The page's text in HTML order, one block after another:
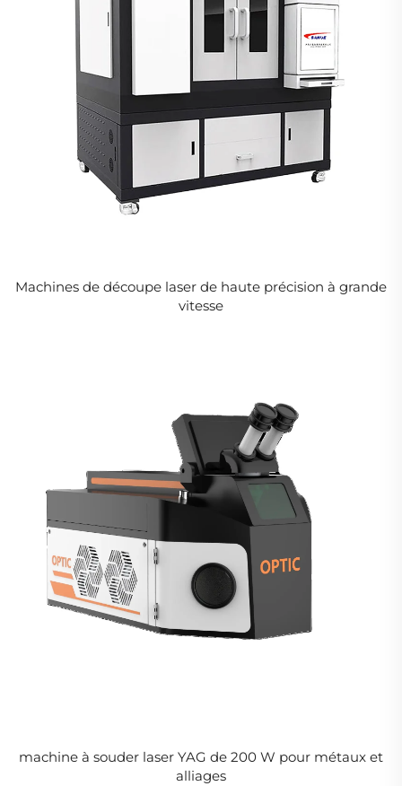
Machines de découpe laser de haute précision à grande
vitesse
machine à souder laser YAG de 200 W pour métaux et
alliages